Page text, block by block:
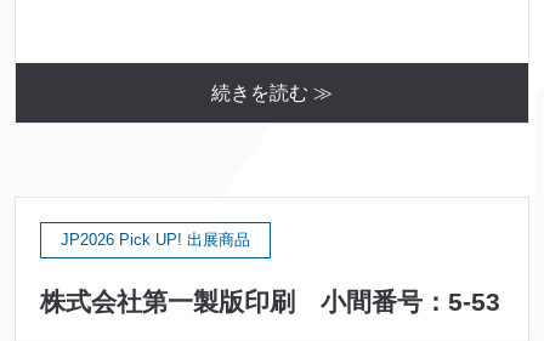
続きを読む ≫
JP2026 Pick UP! 出展商品
株式会社第一製版印刷 小間番号：5-53